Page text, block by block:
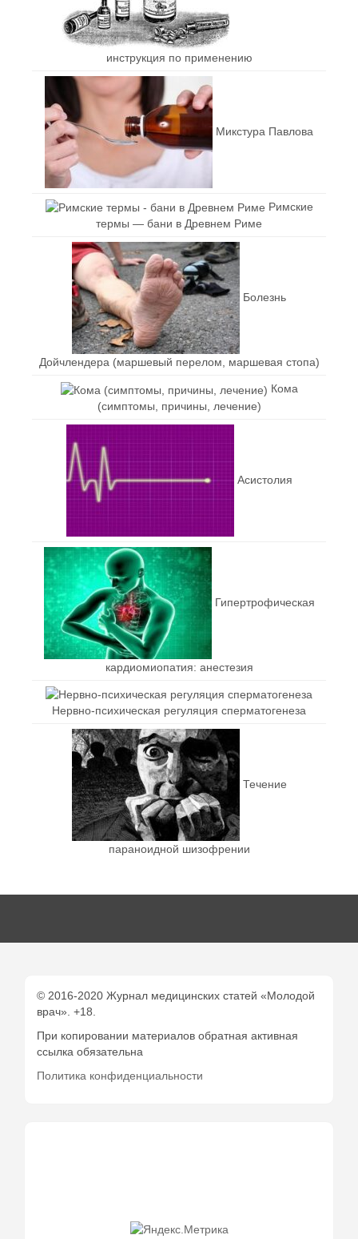
инструкция по применению
Микстура Павлова
Римские
термы — бани в Древнем Риме
Болезнь
Дойчлендера (маршевый перелом, маршевая стопа)
Кома
(симптомы, причины, лечение)
Асистолия
Гипертрофическая
кардиомиопатия: анестезия
Нервно-психическая регуляция сперматогенеза
Течение
параноидной шизофрении
© 2016-2020 Журнал медицинских статей «Молодой
врач». +18.
При копировании материалов обратная активная
ссылка обязательна
Политика конфиденциальности